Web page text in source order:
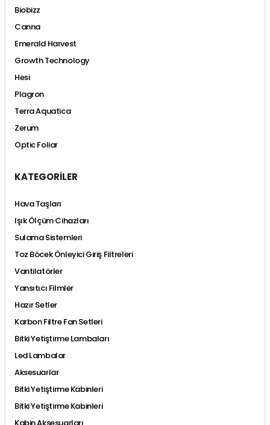
Biobizz
Canna
Emerald Harvest
Growth Technology
Hesi
Plagron
Terra Aquatica
Zerum
Optic Foliar
KATEGORİLER
Hava Taşları
Işık Ölçüm Cihazları
Sulama Sistemleri
Toz Böcek Önleyici Giriş Filtreleri
Vantilatörler
Yansıtıcı Filmler
Hazır Setler
Karbon Filtre Fan Setleri
Bitki Yetiştirme Lambaları
Led Lambalar
Aksesuarlar
Bitki Yetiştirme Kabinleri
Bitki Yetiştirme Kabinleri